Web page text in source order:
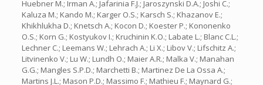
Huebner M.; Irman A.; Jafarinia F.J.; Jaroszynski D.A.; Joshi C.;
Kaluza M.; Kando M.; Karger O.S.; Karsch S.; Khazanov E.;
Khikhlukha D.; Knetsch A.; Kocon D.; Koester P.; Kononenko
O.S.; Korn G.; Kostyukov I.; Kruchinin K.O.; Labate L.; Blanc C.L.;
Lechner C.; Leemans W.; Lehrach A.; Li X.; Libov V.; Lifschitz A.;
Litvinenko V.; Lu W.; Lundh O.; Maier A.R.; Malka V.; Manahan
G.G.; Mangles S.P.D.; Marchetti B.; Martinez De La Ossa A.;
Martins J.L.; Mason P.D.; Massimo F.; Mathieu F.; Maynard G.;